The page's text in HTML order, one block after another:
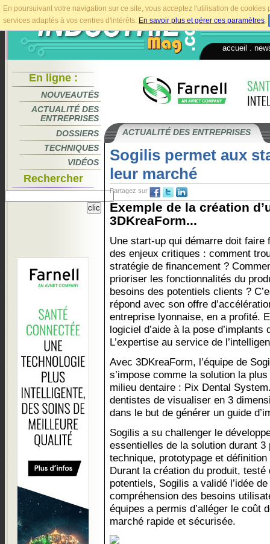
En poursuivant votre navigation sur ce site, vous acceptez l'utilisation de
services adaptés à vos centres d'intérêts. En savoir plus et gérer ces paramètres.
accueil
En ligne :
NOUVEAUTÉS
ACTUALITÉ DES
ENTREPRISES
DOSSIERS
TECHNIQUES
VIDÉOS
Rechercher
ACTUALITÉ DES ENTREPRISES
Sogilis permet aux
leur marché
Partagez sur
Exemple de la création
3DKreaForm...
Une start-up qui démarre doit faire
des enjeux critiques : comment
stratégie de financement ?
prioriser les fonctionnalités du
besoins des potentiels clients ?
répond avec son offre
entreprise lyonnaise, en a profité.
logiciel d’aide à la pose
L’expertise au service de
Avec 3DKreaForm, l’équipe de
s’impose comme la solution la
milieu dentaire : Pix Dental
dentistes de visualiser en 3
dans le but de générer un guide
Sogilis a su challenger le
essentielles de la solution durant
technique, prototypage et
Durant la création du produit,
potentiels, Sogilis a validé l’idée
compréhension des besoins
équipes a permis d’alléger le coût
marché rapide et sécurisée.